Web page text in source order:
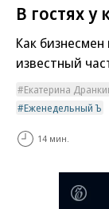
В гостях у
Как
известный
Екатерина
Еженедельный Ъ
14 мин.